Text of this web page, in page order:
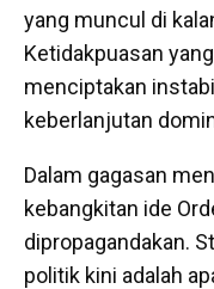
yang muncul di
Ketidakpuasan
menciptakan
keberlanjutan
Dalam gagasan
kebangkitan ide
dipropagandakan.
politik kini adalah